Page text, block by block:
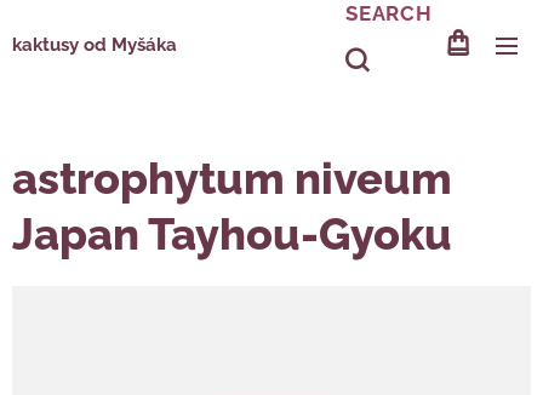
kaktusy od Myšáka
SEARCH
astrophytum niveum
Japan Tayhou-Gyoku